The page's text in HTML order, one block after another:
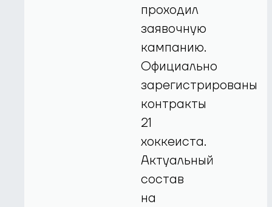
проходил
заявочную
кампанию.
Официально
зарегистрированы
контракты
21
хоккеиста.
Актуальный
состав
на